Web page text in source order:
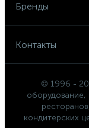
Бренды
Контакты
© 1996 -
оборудование,
кондитерских